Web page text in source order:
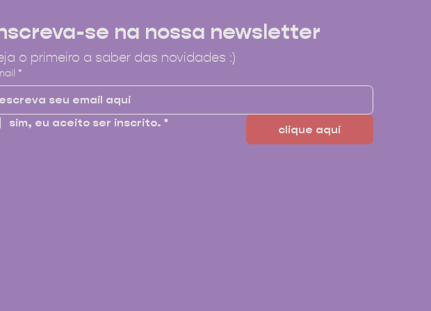
se na nossa newsletter
o primeiro a saber das novidades :)
*
sim, eu aceito ser inscrito. * clique aqui